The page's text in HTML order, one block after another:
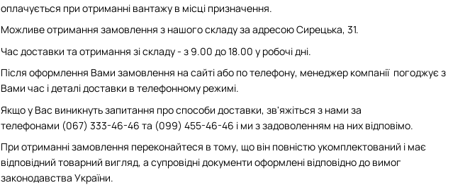
оплачується при отриманні вантажу в місці призначення.
Можливе отримання замовлення з нашого складу за адресою Сирецька, 31.
Час доставки та отримання зі складу - з 9.00 до 18.00 у робочі дні.
Після оформлення Вами замовлення на сайті або по телефону, менеджер компанії погоджує з
Вами час і деталі доставки в телефонному режимі.
Якщо у Вас виникнуть запитання про способи доставки, зв'яжіться з нами за
телефонами (067) 333-46-46 та (099) 455-46-46 і ми з задоволенням на них відповімо.
При отриманні замовлення переконайтеся в тому, що він повністю укомплектований і має
відповідний товарний вигляд, а супровідні документи оформлені відповідно до вимог
законодавства України.